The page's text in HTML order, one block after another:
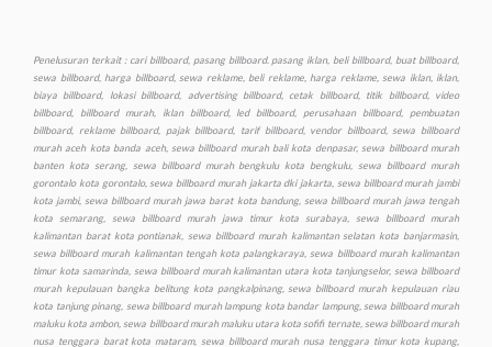
Penelusuran terkait : cari billboard, pasang billboard. pasang iklan, beli billboard, buat billboard, sewa billboard, harga billboard, sewa reklame, beli reklame, harga reklame, sewa iklan, iklan, biaya billboard, lokasi billboard, advertising billboard, cetak billboard, titik billboard, video billboard, billboard murah, iklan billboard, led billboard, perusahaan billboard, pembuatan billboard, reklame billboard, pajak billboard, tarif billboard, vendor billboard, sewa billboard murah aceh kota banda aceh, sewa billboard murah bali kota denpasar, sewa billboard murah banten kota serang, sewa billboard murah bengkulu kota bengkulu, sewa billboard murah gorontalo kota gorontalo, sewa billboard murah jakarta dki jakarta, sewa billboard murah jambi kota jambi, sewa billboard murah jawa barat kota bandung, sewa billboard murah jawa tengah kota semarang, sewa billboard murah jawa timur kota surabaya, sewa billboard murah kalimantan barat kota pontianak, sewa billboard murah kalimantan selatan kota banjarmasin, sewa billboard murah kalimantan tengah kota palangkaraya, sewa billboard murah kalimantan timur kota samarinda, sewa billboard murah kalimantan utara kota tanjungselor, sewa billboard murah kepulauan bangka belitung kota pangkalpinang, sewa billboard murah kepulauan riau kota tanjung pinang, sewa billboard murah lampung kota bandar lampung, sewa billboard murah maluku kota ambon, sewa billboard murah maluku utara kota sofifi ternate, sewa billboard murah nusa tenggara barat kota mataram, sewa billboard murah nusa tenggara timur kota kupang, sewa billboard murah papua kota jayapura, sewa billboard murah papua barat kota manokwari, sewa billboard murah riau kota pekanbaru, sewa billboard murah sulawesi barat kota mamuju, sewa billboard murah sulawesi selatan kota makassar, sewa billboard murah sulawesi tengah kota palu, sewa billboard murah sulawesi tenggara kota kendari, sewa billboard murah sulawesi utara kota manado, sewa billboard murah sumatera barat kota padang, sewa billboard murah sumatera selatan kota palembang, sewa billboard murah sumatera utara kota medan, sewa billboard murah yogyakarta kota yogyakarta, sewa baliho murah aceh kota banda aceh, sewa baliho murah bali kota denpasar, sewa baliho murah banten kota serang, sewa baliho murah bengkulu kota bengkulu, sewa baliho murah gorontalo kota gorontalo, sewa baliho murah jakarta dki jakarta, sewa baliho murah jambi kota jambi, sewa baliho murah jawa barat kota bandung, sewa baliho murah jawa tengah kota semarang, sewa baliho murah jawa timur kota surabaya, sewa baliho murah kalimantan barat kota pontianak, sewa baliho murah kalimantan selatan kota banjarmasin, sewa baliho murah, kalimantan tengah kota palangkaraya, sewa baliho murah kalimantan timur kota samarinda, sewa baliho murah kalimantan utara kota tanjungselor, sewa baliho murah kepulauan bangka belitung kota pangkalpinang, sewa murah baliho kepulauan riau kota tanjung pinang, sewa baliho murah lampung kota bandar lampung, sewa baliho murah maluku kota ambon, sewa baliho murah maluku utara kota sofifi ternate, sewa baliho murah nusa tenggara barat kota mataram, sewa baliho murah nusa tenggara timur kota kupang, sewa baliho murah papua kota jayapura, sewa baliho murah papua barat kota manokwari, sewa baliho murah riau kota pekanbaru, sewa baliho murah sulawesi barat kota mamuju, sewa baliho murah sulawesi selatan kota makassar, sewa baliho murah sulawesi tengah kota palu, sewa baliho murah sulawesi tenggara kota kendari, sewa baliho murah sulawesi utara kota manado, sewa baliho murah sumatera barat kota padang, sewa baliho murah sumatera selatan kota palembang, sewa baliho murah sumatera utara kota medan, sewa baliho murah yogyakarta kota yogyakarta, sewa videotron murah aceh kota banda aceh, sewa videotron murah bali kota denpasar, sewa videotron murah banten kota serang, sewa videotron murah bengkulu kota bengkulu, sewa videotron murah gorontalo kota gorontalo, sewa videotron murah jakarta dki jakarta, sewa videotron murah jambi kota jambi, sewa videotron murah jawa barat kota bandung, sewa videotron murah jawa tengah kota semarang, sewa videotron murah jawa timur kota surabaya, sewa videotron murah kalimantan barat kota pontianak, sewa videotron murah kalimantan selatan kota banjarmasin, sewa videotron murah kalimantan tengah kota palangkaraya, sewa videotron murah kalimantan timur kota samarinda, sewa videotron murah kalimantan utara kota tanjungselor, sewa videotron murah kepulauan bangka belitung kota pangkalpinang, sewa videotron murah kepulauan riau kota tanjung pinang, sewa videotron murah lampung kota bandar lampung, sewa videotron murah maluku kota ambon, sewa videotron murah maluku utara kota sofifi ternate, sewa videotron murah nusa tenggara barat kota mataram, sewa videotron murah nusa tenggara timur kota kupang, sewa videotron murah papua kota jayapura, sewa videotron murah papua barat kota manokwari, sewa videotron murah riau kota pekanbaru, sewa videotron murah sulawesi barat kota mamuju, sewa videotron murah sulawesi selatan kota makassar, sewa videotron murah sulawesi tengah kota palu, sewa videotron murah sulawesi tenggara kota kendari, sewa videotron murah sulawesi utara kota manado, sewa videotron murah sumatera barat kota padang, sewa videotron murah sumatera selatan kota palembang, sewa videotron murah sumatera utara kota medan, sewa videotron murah yogyakarta kota yogyakarta, produksi murah billboard aceh kota banda aceh, produksi billboard murah bali kota denpasar, produksi billboard murah banten kota serang, produksi billboard murah bengkulu kota bengkulu, produksi billboard murah gorontalo kota gorontalo, produksi billboard murah jakarta dki jakarta, produksi billboard murah jambi kota jambi, produksi billboard murah jawa barat kota bandung, produksi billboard murah jawa tengah kota semarang, produksi billboard murah jawa timur kota surabaya, produksi billboard murah kalimantan barat kota pontianak, produksi billboard murah kalimantan selatan kota banjarmasin, produksi billboard murah kalimantan tengah kota palangkaraya, produksi billboard murah kalimantan timur kota samarinda, produksi billboard murah kalimantan utara kota tanjungselor, produksi billboard murah kepulauan bangka belitung kota pangkalpinang, produksi billboard murah kepulauan riau kota tanjung pinang, produksi billboard murah lampung kota bandar lampung, produksi billboard murah maluku kota ambon, produksi billboard maluku utara kota sofifi ternate, produksi billboard murah nusa tenggara barat kota mataram, produksi billboard murah nusa tenggara timur kota kupang, produksi billboard murah papua kota jayapura, produksi billboard murah papua barat kota manokwari, produksi billboard murah riau kota pekanbaru, produksi billboard murah sulawesi barat kota mamuju, produksi billboard murah sulawesi selatan kota makassar, produksi billboard murah sulawesi tengah kota palu, produksi billboard murah sulawesi tenggara kota kendari, produksi billboard murah sulawesi utara kota manado, produksi billboard murah sumatera barat kota padang, produksi billboard murah sumatera selatan kota palembang, produksi billboard murah sumatera utara kota medan, produksi billboard murah yogyakarta kota yogyakarta, produksi baliho murah aceh kota banda aceh, produksi baliho murah bali kota denpasar, produksi baliho murah banten kota serang, produksi baliho murah bengkulu kota bengkulu, produksi baliho murah gorontalo kota gorontalo, produksi baliho murah jakarta dki jakarta, produksi baliho murah jambi kota jambi, produksi baliho murah jawa barat kota bandung, produksi baliho murah jawa tengah kota semarang, produksi baliho murah jawa timur kota surabaya, produksi baliho murah kalimantan barat kota pontianak, produksi baliho murah kalimantan selatan kota banjarmasin, produksi baliho murah kalimantan tengah kota palangkaraya, produksi baliho murah kalimantan timur kota samarinda, produksi baliho murah kalimantan utara kota tanjungselor, produksi baliho murah kepulauan bangka belitung kota pangkalpinang, produksi baliho murah kepulauan riau kota tanjung pinang, produksi baliho murah lampung kota bandar lampung, produksi baliho murah maluku kota ambon, produksi baliho murah maluku utara kota sofifi ternate, produksi baliho murah nusa tenggara barat kota mataram, produksi baliho murah nusa tenggara timur kota kupang, produksi baliho murah papua kota jayapura, produksi baliho murah papua barat kota manokwari, produksi baliho murah riau kota pekanbaru, produksi baliho murah sulawesi barat kota mamuju, produksi baliho murah sulawesi selatan kota makassar, produksi baliho murah sulawesi tengah kota palu, produksi baliho murah sulawesi tenggara kota kendari, produksi baliho murah sulawesi utara kota manado, produksi baliho murah sumatera barat kota padang, produksi baliho murah sumatera selatan kota palembang, produksi baliho murah sumatera utara kota medan, produksi baliho murah yogyakarta kota yogyakarta, produksi videotron murah aceh kota banda aceh, produksi videotron murah bali kota denpasar, produksi videotron murah banten kota serang, produksi videotron murah bengkulu kota bengkulu, produksi videotron murah gorontalo kota gorontalo, produksi videotron murah jakarta dki jakarta, produksi videotron murah jambi kota jambi, produksi videotron murah jawa barat kota bandung, produksi murah videotron jawa tengah kota semarang, produksi videotron murah jawa timur kota surabaya, produksi videotron murah kalimantan barat kota pontianak, produksi videotron murah kalimantan selatan kota banjarmasin, produksi videotron murah, kalimantan tengah kota palangkaraya, produksi videotron murah kalimantan timur kota samarinda, produksi videotron murah kalimantan utara kota tanjungselor, produksi videotron murah kepulauan bangka belitung kota pangkalpinang, produksi videotron murah kepulauan riau kota tanjung pinang, produksi videotron murah lampung kota bandar lampung, produksi videotron murah maluku kota ambon, produksi videotron murah maluku utara